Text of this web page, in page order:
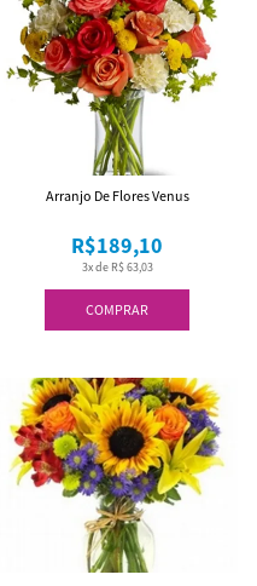
COMPRAR
3x de R$ 63,03
R$189,10
Arranjo De Flores Venus